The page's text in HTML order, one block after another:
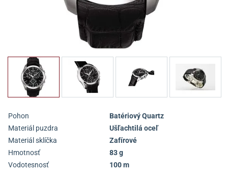
Pohon
Batériový Quartz
Materiál puzdra
Ušľachtilá oceľ
Materiál sklíčka
Zafírové
Hmotnosť
83 g
Vodotesnosť
100 m